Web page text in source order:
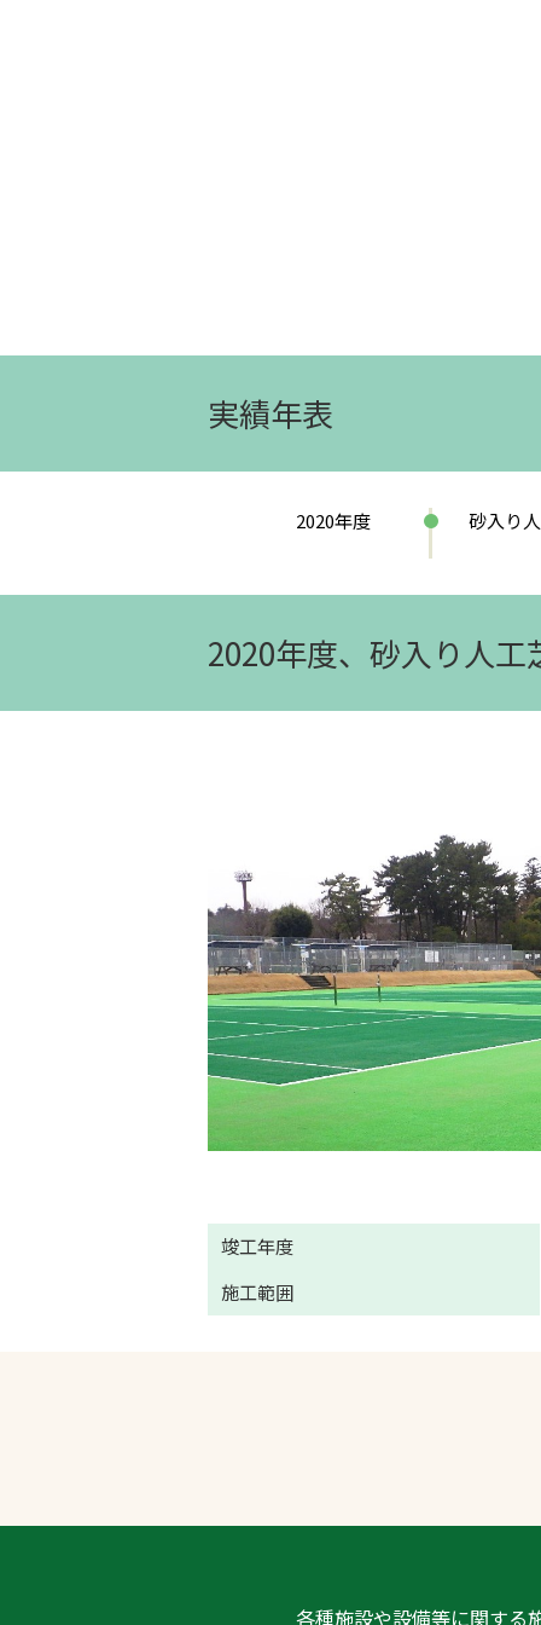
実績年表
2020年度 砂入り
2020年度、砂入り人
竣工年度
施工範囲
各種施設や設備等に関する